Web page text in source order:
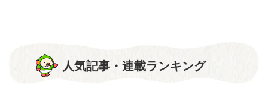
人気記事・連載ランキング